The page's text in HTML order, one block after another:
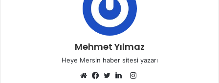
Mehmet Yılmaz
Heye Mersin haber sitesi yazarı
Instagram